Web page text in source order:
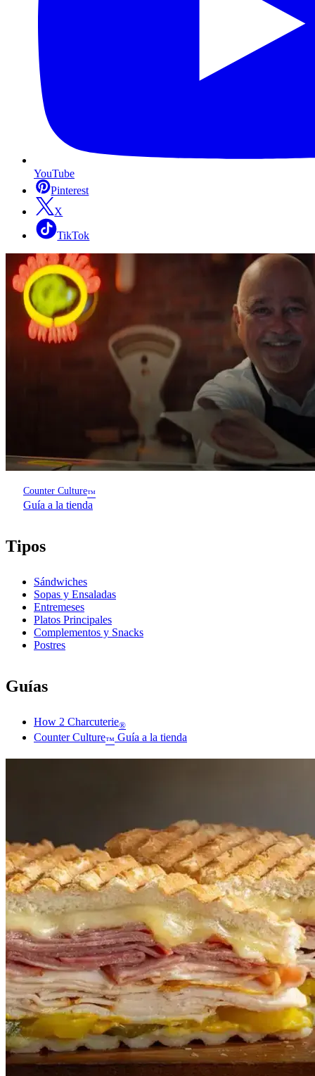
YouTube
Pinterest
X
TikTok
Counter Culture™
Guía a la tienda
Tipos
Sándwiches
Sopas y Ensaladas
Entremeses
Platos Principales
Complementos y Snacks
Postres
Guías
How 2 Charcuterie®
Counter Culture™ Guía a la tienda